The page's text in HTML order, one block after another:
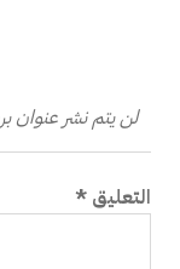
نشر عنوان بريدك